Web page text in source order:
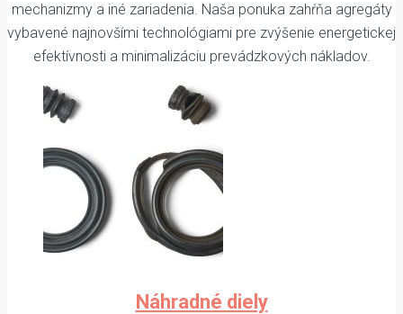
mechanizmy a iné zariadenia. Naša ponuka zahŕňa agregáty
vybavené najnovšími technológiami pre zvýšenie energetickej
efektívnosti a minimalizáciu prevádzkových nákladov.
Náhradné diely